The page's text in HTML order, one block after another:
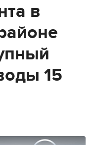
в
15